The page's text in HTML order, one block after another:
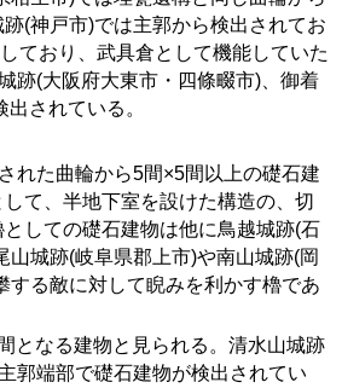
(神戸市)では主郭から検出されてお
ており、武具倉として機能していた
跡(大阪府大東市・四條畷市)、御着
されている。
れた曲輪から5間×5間以上の礎石建
て、半地下室を設けた構造の、切
しての礎石建物は他に鳥越城跡(石
城跡(岐阜県郡上市)や南山城跡(岡
る敵に対して睨みを利かす櫓であ
となる建物と見られる。清水山城跡
郭端部で礎石建物が検出されてい